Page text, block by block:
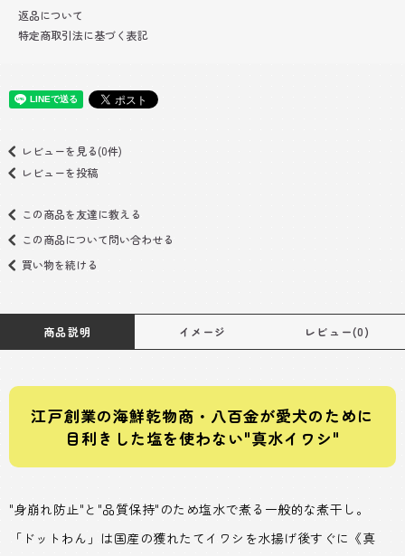
返品について
特定商取引法に基づく表記
レビューを見る(0件)
レビューを投稿
この商品を友達に教える
この商品について問い合わせる
買い物を続ける
商品説明 イメージ レビュー(0)
江戸創業の海鮮乾物商・八百金が愛犬のために
目利きした塩を使わない"真水イワシ"
"身崩れ防止"と"品質保持"のため塩水で煮る一般的な煮干し。
「ドットわん」は国産の獲れたてイワシを水揚げ後すぐに《真